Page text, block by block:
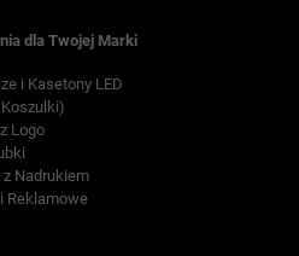
dla Twojej Marki
i Kasetony LED
Logo
z Nadrukiem
Reklamowe